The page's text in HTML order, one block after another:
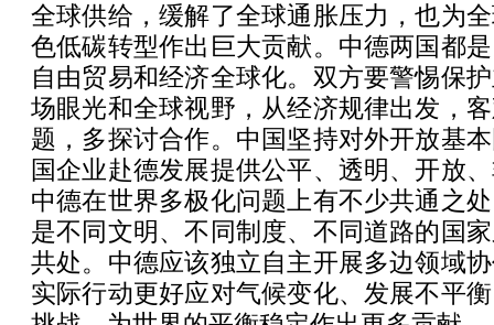
全球供给，缓解了全球通胀压力，也为
色低碳转型作出巨大贡献。中德两国都
自由贸易和经济全球化。双方要警惕保
场眼光和全球视野，从经济规律出发，
题，多探讨合作。中国坚持对外开放基
国企业赴德发展提供公平、透明、开放
中德在世界多极化问题上有不少共通之
是不同文明、不同制度、不同道路的国
共处。中德应该独立自主开展多边领域
实际行动更好应对气候变化、发展不平